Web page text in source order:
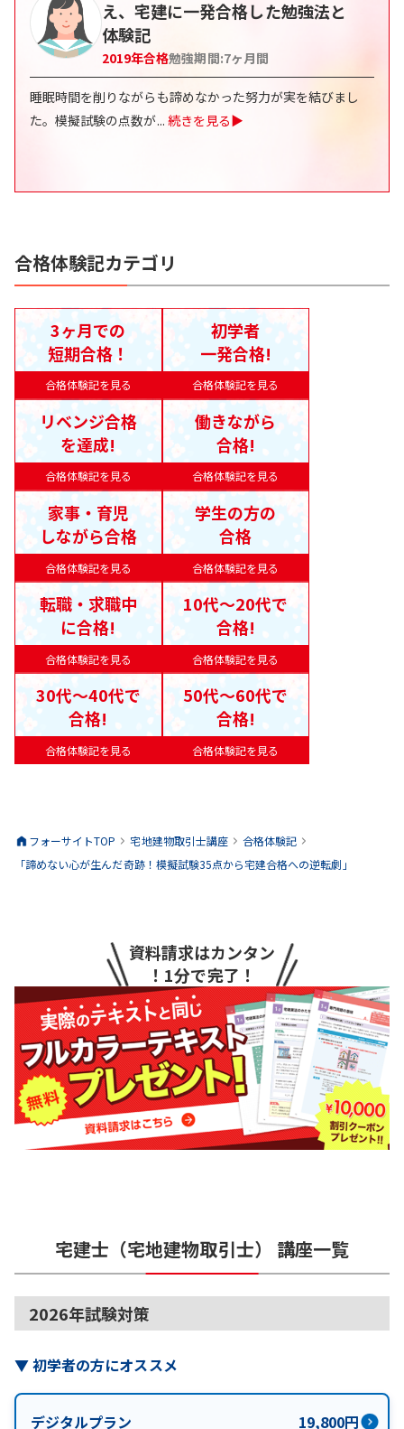
え、宅建に一発合格した勉強法と
体験記
2019年合格勉強期間:7ヶ月間
睡眠時間を削りながらも諦めなかった努力が実を結びまし
た。模擬試験の点数が... 続きを見る▶
合格体験記カテゴリ
合格体験記を見る
3ヶ月での
短期合格！
合格体験記を見る
初学者
一発合格!
合格体験記を見る
リベンジ合格
を達成!
合格体験記を見る
働きながら
合格!
合格体験記を見る
家事・育児
しながら合格
合格体験記を見る
学生の方の
合格
合格体験記を見る
転職・求職中
に合格!
合格体験記を見る
10代〜20代で
合格!
合格体験記を見る
30代〜40代で
合格!
合格体験記を見る
50代〜60代で
合格!
フォーサイトTOP 宅地建物取引士講座
合格体験記
「諦めない心が生んだ奇跡！模擬試験35点から宅建合格への逆転劇」
資料請求はカンタン
！1分で完了！
宅建士（宅地建物取引士） 講座一覧
2026年試験対策
▼初学者の方にオススメ
デジタルプラン 19,800円